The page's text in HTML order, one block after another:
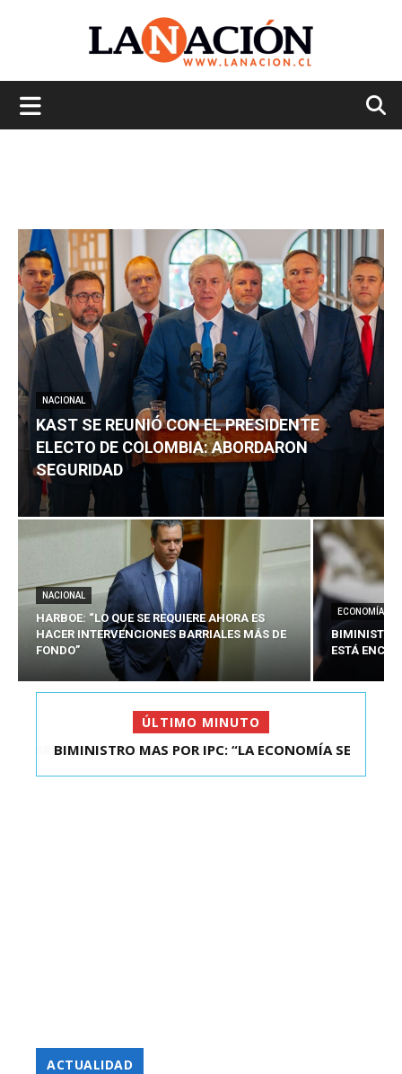
NACIONAL
KAST SE REUNIÓ CON EL PRESIDENTE
ELECTO DE COLOMBIA: ABORDARON
SEGURIDAD
NACIONAL
HARBOE: “LO QUE SE REQUIERE AHORA ES
HACER INTERVENCIONES BARRIALES MÁS DE
FONDO”
ECONOMÍA
BIMINISTRO
ESTÁ
ÚLTIMO MINUTO
BIMINISTRO MAS POR IPC: “LA ECONOMÍA SE
ACTUALIDAD